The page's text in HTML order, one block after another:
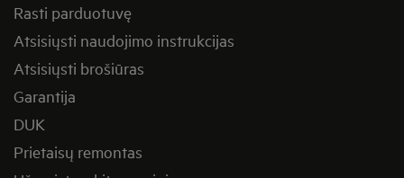
Rasti parduotuvę
Atsisiųsti naudojimo instrukcijas
Atsisiųsti brošiūras
Garantija
DUK
Prietaisų remontas